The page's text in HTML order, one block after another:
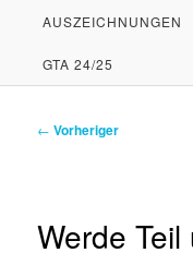
PRIMÄREN
INHALT
SPRINGEN
SEKUNDÄREN
INHALT
SPRINGEN
AUSZEICHNUNGEN
GTA 24/25
Beitragsnavigation
← Vorheriger
Werde